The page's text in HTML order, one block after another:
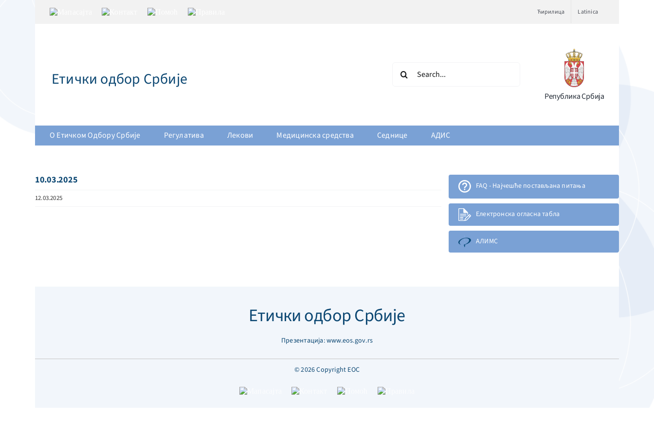
Мапа
Контакт Помоћ Правила Ћирилица Latinica
Етички одбор Србије
Република Србија
for:
О Етичком Одбору Србије Регулатива Лекови Медицинска средства Седнице АДИС
10.03.2025
12.03.2025
FAQ - Најчешће постављана питања
Електронска огласна табла
АЛИМС
Етички одбор Србије
Презентација:www.eos.gov.rs
© 2026 Copyright ЕОС
Мапа
Контакт Помоћ Правила